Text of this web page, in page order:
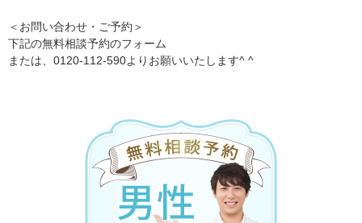
＜お問い合わせ・ご予約＞
下記の無料相談予約のフォーム
または、0120-112-590よりお願いいたします^ ^